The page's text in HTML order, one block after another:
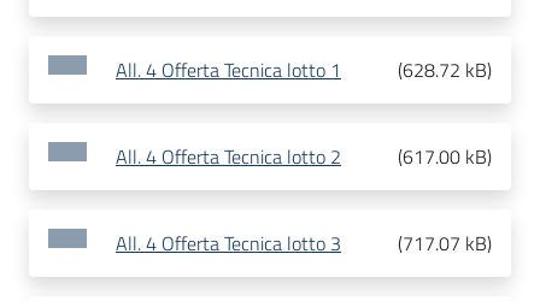
All. 4 Offerta Tecnica lotto 1 (628.72 kB)
All. 4 Offerta Tecnica lotto 2 (617.00 kB)
All. 4 Offerta Tecnica lotto 3 (717.07 kB)